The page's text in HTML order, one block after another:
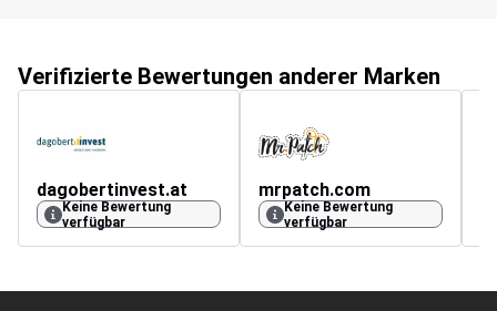
Verifizierte Bewertungen anderer Marken
dagobertinvest.at
Keine Bewertung
verfügbar
mrpatch.com
Keine Bewertung
verfügbar